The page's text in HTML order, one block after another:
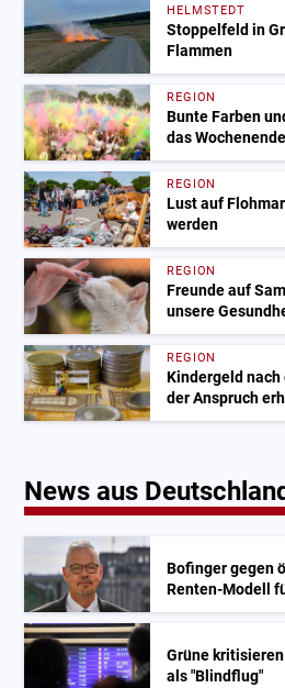
HELMSTEDT
Stoppelfeld in
Flammen
REGION
Bunte Farben
das
REGION
Lust auf
werden
REGION
Freunde auf
unsere
REGION
Kindergeld
der Anspruch
News aus
Bofinger gegen
Renten-Modell
Grüne
als "Blindflug"